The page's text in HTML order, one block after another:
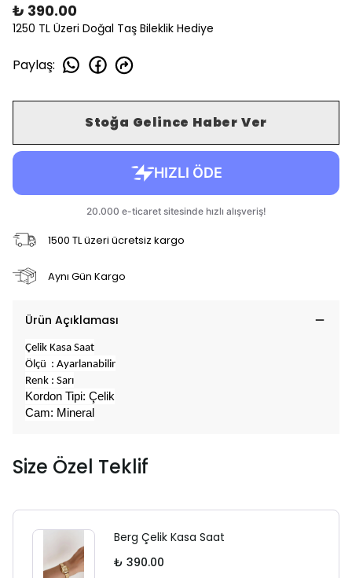
₺ 390.00
1250 TL Üzeri Doğal Taş Bileklik Hediye
Paylaş:
Stoğa Gelince Haber Ver
1500 TL üzeri ücretsiz kargo
Aynı Gün Kargo
Ürün Açıklaması
Çelik Kasa Saat
Ölçü : Ayarlanabilir
Renk : Sarı
Kordon Tipi: Çelik
Cam: Mineral
Size Özel Teklif
Berg Çelik Kasa Saat
₺ 390.00